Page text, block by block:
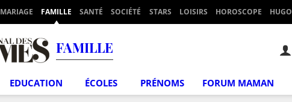
MARIAGE FAMILLE SANTÉ SOCIÉTÉ STARS LOISIRS HOROSCOPE HUGO
FAMILLE
EDUCATION ÉCOLES PRÉNOMS FORUM MAMAN